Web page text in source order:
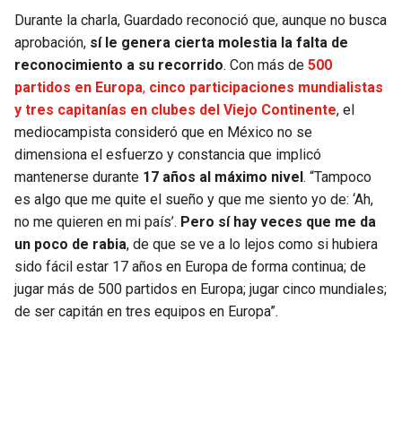
VIKINGS
FALCONS
PANTHERS
SAINTS
BUCCANEERS
THUNDER
TRAIL BLAZERS
JAZZ
Durante la charla, Guardado reconoció que, aunque no busca
aprobación, sí le genera cierta molestia la falta de
reconocimiento a su recorrido. Con más de 500
partidos en Europa, cinco participaciones mundialistas
y tres capitanías en clubes del Viejo Continente, el
mediocampista consideró que en México no se
dimensiona el esfuerzo y constancia que implicó
mantenerse durante 17 años al máximo nivel . “Tampoco
es algo que me quite el sueño y que me siento yo de: ‘Ah,
no me quieren en mi país’. Pero sí hay veces que me da
un poco de rabia, de que se ve a lo lejos como si hubiera
sido fácil estar 17 años en Europa de forma continua; de
jugar más de 500 partidos en Europa; jugar cinco mundiales;
de ser capitán en tres equipos en Europa”.